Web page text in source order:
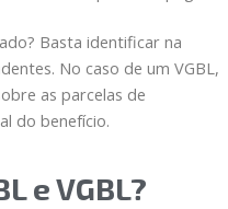
Basta identificar na
No caso de um VGBL,
as parcelas de
do benefício.
e VGBL?